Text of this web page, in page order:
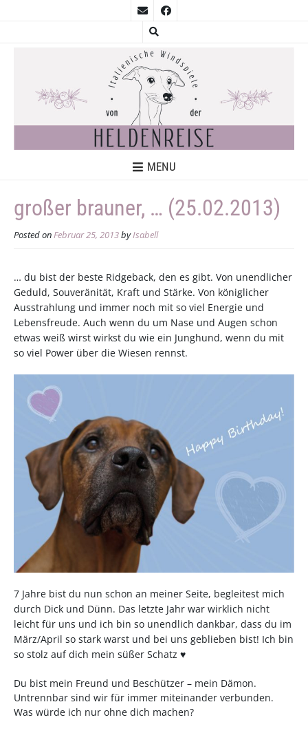
MENU
großer brauner, … (25.02.2013)
Posted onFebruar 25, 2013byIsabell
… du bist der beste Ridgeback, den es gibt. Von unendlicher
Geduld, Souveränität, Kraft und Stärke. Von königlicher
Ausstrahlung und immer noch mit so viel Energie und
Lebensfreude. Auch wenn du um Nase und Augen schon
etwas weiß wirst wirkst du wie ein Junghund, wenn du mit
so viel Power über die Wiesen rennst.
7 Jahre bist du nun schon an meiner Seite, begleitest mich
durch Dick und Dünn. Das letzte Jahr war wirklich nicht
leicht für uns und ich bin so unendlich dankbar, dass du im
März/April so stark warst und bei uns geblieben bist! Ich bin
so stolz auf dich mein süßer Schatz ♥
Du bist mein Freund und Beschützer – mein Dämon.
Untrennbar sind wir für immer miteinander verbunden.
Was würde ich nur ohne dich machen?